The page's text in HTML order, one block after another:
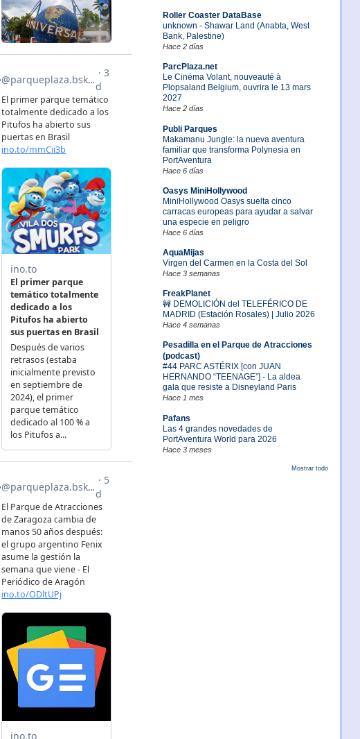
Roller Coaster DataBase
unknown - Shawar Land (Anabta, West
Bank, Palestine)
Hace 2 días
ParcPlaza.net
Le Cinéma Volant, nouveauté à
Plopsaland Belgium, ouvrira le 13 mars
2027
Hace 2 días
Publi Parques
Makamanu Jungle: la nueva aventura
familiar que transforma Polynesia en
PortAventura
Hace 6 días
Oasys MiniHollywood
MiniHollywood Oasys suelta cinco
carracas europeas para ayudar a salvar
una especie en peligro
Hace 6 días
AquaMijas
Virgen del Carmen en la Costa del Sol
Hace 3 semanas
FreakPlanet
🚧 DEMOLICIÓN del TELEFÉRICO DE
MADRID (Estación Rosales) | Julio 2026
Hace 4 semanas
Pesadilla en el Parque de Atracciones
(podcast)
#44 PARC ASTÉRIX [con JUAN
HERNANDO “TEENAGE”] - La aldea
gala que resiste a Disneyland Paris
Hace 1 mes
Pafans
Las 4 grandes novedades de
PortAventura World para 2026
Hace 3 meses
Mostrar todo